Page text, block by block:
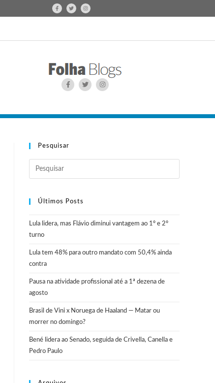
Pesquisar
Últimos Posts
Lula lidera, mas Flávio diminui vantagem ao 1º e 2º
turno
Lula tem 48% para outro mandato com 50,4% ainda
contra
Pausa na atividade profissional até a 1ª dezena de
agosto
Brasil de Vini x Noruega de Haaland — Matar ou
morrer no domingo?
Bené lidera ao Senado, seguida de Crivella, Canella e
Pedro Paulo